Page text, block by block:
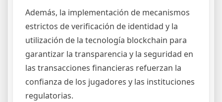
Además, la implementación de mecanismos
estrictos de verificación de identidad y la
utilización de la tecnología blockchain para
garantizar la transparencia y la seguridad en
las transacciones financieras refuerzan la
confianza de los jugadores y las instituciones
regulatorias.